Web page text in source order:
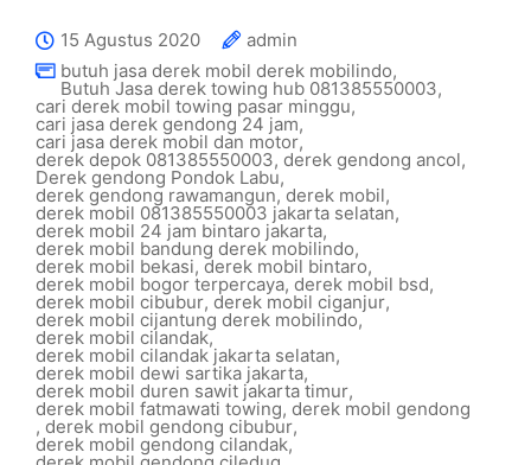
15 Agustus 2020
admin
butuh jasa derek mobil derek mobilindo,
Butuh Jasa derek towing hub 081385550003,
cari derek mobil towing pasar minggu,
cari jasa derek gendong 24 jam,
cari jasa derek mobil dan motor,
derek depok 081385550003, derek gendong ancol,
Derek gendong Pondok Labu,
derek gendong rawamangun,derek mobil,
derek mobil 081385550003 jakarta selatan,
derek mobil 24 jam bintaro jakarta,
derek mobil bandung derek mobilindo,
derek mobil bekasi, derek mobil bintaro,
derek mobil bogor terpercaya, derek mobil bsd,
derek mobil cibubur, derek mobil ciganjur,
derek mobil cijantung derek mobilindo,
derek mobil cilandak,
derek mobil cilandak jakarta selatan,
derek mobil dewi sartika jakarta,
derek mobil duren sawit jakarta timur,
derek mobil fatmawati towing, derek mobil gendong
, derek mobil gendong cibubur,
derek mobil gendong cilandak,